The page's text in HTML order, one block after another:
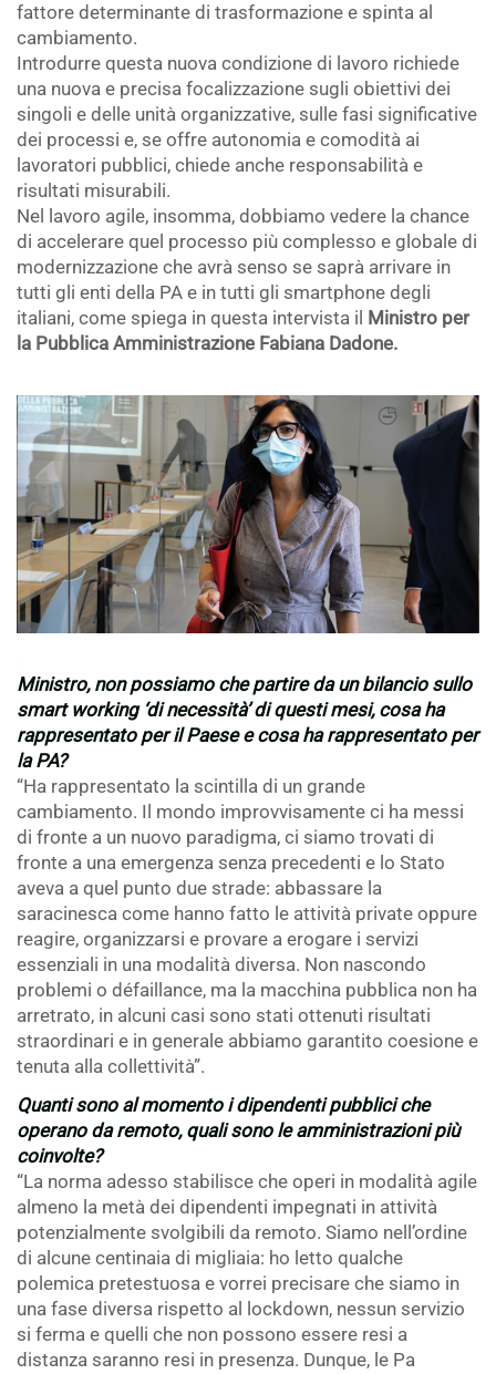
fattore determinante di trasformazione e spinta al
cambiamento.
Introdurre questa nuova condizione di lavoro richiede
una nuova e precisa focalizzazione sugli obiettivi dei
singoli e delle unità organizzative, sulle fasi significative
dei processi e, se offre autonomia e comodità ai
lavoratori pubblici, chiede anche responsabilità e
risultati misurabili.
Nel lavoro agile, insomma, dobbiamo vedere la chance
di accelerare quel processo più complesso e globale di
modernizzazione che avrà senso se saprà arrivare in
tutti gli enti della PA e in tutti gli smartphone degli
italiani, come spiega in questa intervista il Ministro per
la Pubblica Amministrazione Fabiana Dadone.
Ministro, non possiamo che partire da un bilancio sullo
smart working ‘di necessità’ di questi mesi, cosa ha
rappresentato per il Paese e cosa ha rappresentato per
la PA?
“Ha rappresentato la scintilla di un grande
cambiamento. Il mondo improvvisamente ci ha messi
di fronte a un nuovo paradigma, ci siamo trovati di
fronte a una emergenza senza precedenti e lo Stato
aveva a quel punto due strade: abbassare la
saracinesca come hanno fatto le attività private oppure
reagire, organizzarsi e provare a erogare i servizi
essenziali in una modalità diversa. Non nascondo
problemi o défaillance, ma la macchina pubblica non ha
arretrato, in alcuni casi sono stati ottenuti risultati
straordinari e in generale abbiamo garantito coesione e
tenuta alla collettività”.
Quanti sono al momento i dipendenti pubblici che
operano da remoto, quali sono le amministrazioni più
coinvolte?
“La norma adesso stabilisce che operi in modalità agile
almeno la metà dei dipendenti impegnati in attività
potenzialmente svolgibili da remoto. Siamo nell’ordine
di alcune centinaia di migliaia: ho letto qualche
polemica pretestuosa e vorrei precisare che siamo in
una fase diversa rispetto al lockdown, nessun servizio
si ferma e quelli che non possono essere resi a
distanza saranno resi in presenza. Dunque, le Pa